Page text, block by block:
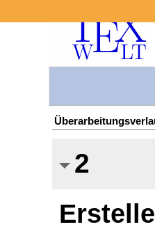
2